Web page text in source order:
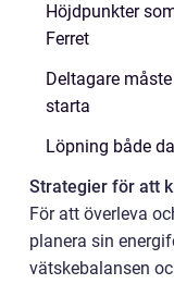
Höjdpunkter
Ferret
Deltagare
starta
Löpning både
Strategier för att
För att överleva
planera sin
vätskebalansen